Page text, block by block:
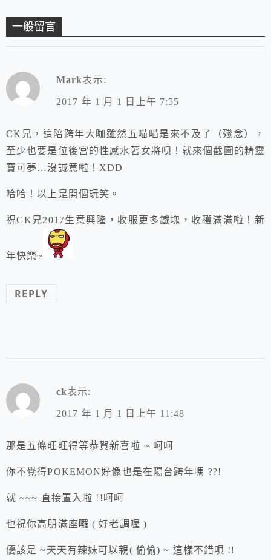
一般留言
Mark表示:
2017 年 1 月 1 日上午 7:55
CK兄，這陪跨年大咖雖然五喵喵是來不及了（殘念），
至少也要是位後宮的性感水著女將呗！就來個截圖的精靈
寶可夢…沒誠意啦！XDD
哈哈！以上是開個玩笑。
祝CK兄2017生意興隆，收服更多鐵塊，收穫滿滿啦！新
年快樂~
REPLY
ck表示:
2017 年 1 月 1 日上午 11:48
那是五條旺旺得等恭賀新喜啦 ~ 呵呵
你不覺得POKEMON好像也是在陽台跨年嗎 ??!
就 ~~~ 直接置入啦 !!呵呵
也祝你高朋滿座囉 ( 好老調喔 )
優該是 ~天天有辣妹可以親( 偷偷) ~ 這樣不錯唄 !!